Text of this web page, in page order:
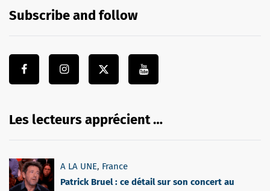
Subscribe and follow
Les lecteurs apprécient …
A LA UNE, France
Patrick Bruel : ce détail sur son concert au